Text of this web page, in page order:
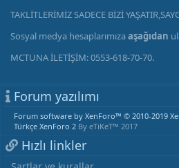
TAKLİTLERİMİZ SADECE BİZİ
Sosyal medya hesaplarımızaaşağıdan
MCTUNA İLETİŞİM: 0553-618-70-70.
Forum yazılımı
Forum software by XenForo™ © 2010-2019
Türkçe XenForo 2 By eTiKeT™ 2017
Hızlı linkler